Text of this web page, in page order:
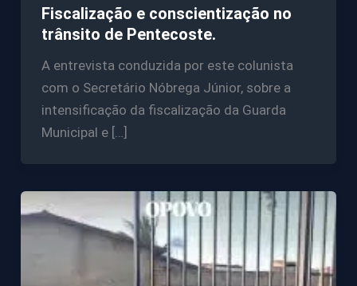
Fiscalização e conscientização no
trânsito de Pentecoste.
A entrevista conduzida por este colunista
com o Secretário Nóbrega Júnior, sobre a
intensificação da fiscalização da Guarda
Municipal e […]